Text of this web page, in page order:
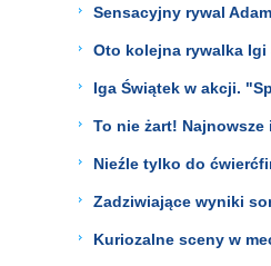
Sensacyjny rywal
Oto kolejna rywalka Igi
Iga Świątek w akcji.
To nie żart!
Nieźle tylko do
Zadziwiające wyniki
Kuriozalne sceny w